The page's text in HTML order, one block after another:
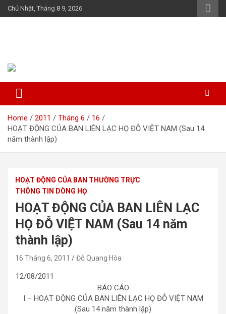
Skip
to
Chủ Nhật, Tháng 8 9, 2026
Home 2011 Tháng 6
16
HOẠT ĐỘNG CỦA BAN LIÊN LẠC HỌ ĐỖ VIỆT NAM (Sau 14
năm thành lập)
HOẠT ĐỘNG CỦA BAN THƯỜNG TRỰC
THÔNG TIN DÒNG HỌ
HOẠT ĐỘNG CỦA BAN LIÊN LẠC
HỌ ĐỖ VIỆT NAM (Sau 14 năm
thành lập)
16 Tháng 6, 2011 Đỗ Quang Hòa
12/08/2011
BÁO CÁO
I – HOẠT ĐỘNG CỦA BAN LIÊN LẠC HỌ ĐỖ VIỆT NAM
(Sau 14 năm thành lập)